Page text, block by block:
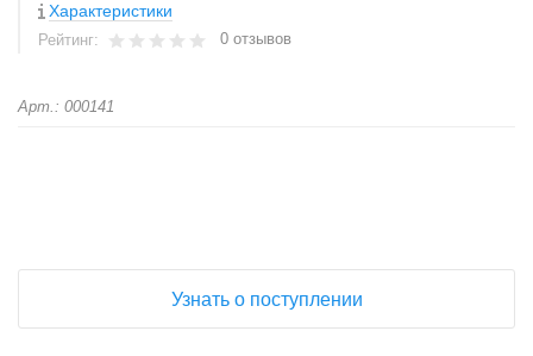
Характеристики
Рейтинг: 0 отзывов
Арт.: 000141
Узнать о поступлении